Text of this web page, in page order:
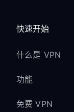
快速开始
什么是 VPN
功能
免费 VPN